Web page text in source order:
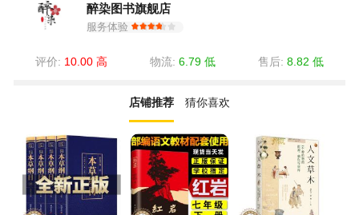
醉染图书旗舰店
服务体验
评价: 10.00 高 物流: 6.79 低 售后:8.82 低
店铺推荐 猜你喜欢